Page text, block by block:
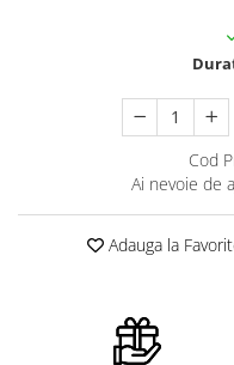
Cod
Ai nevoie de
Adauga la